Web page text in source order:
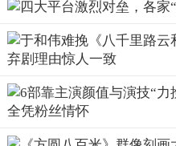
杨紫、韩东君领衔主演的励
李祯（杨紫饰）为生活所迫
重拾墨业并带领家族崛起的故
在剧中，李祯与骆文谦（韩
伴，两人的“双强CP”棋逢对